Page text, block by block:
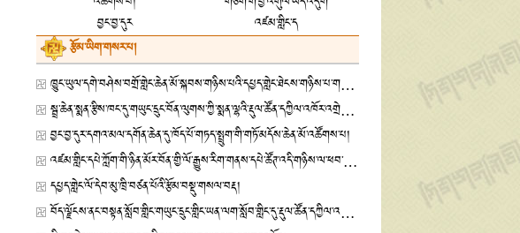
བྱང་བྱ་དུར
འཛམ་གླིང་ད
རྩོམ་ཡིག་གསར་པ།
ཁྱུང་ཡུལ་དགེ་བཤེས་བགྲོ་གླེང་ཆེན་མོ་སྐབས་གཉིས་པའི་དཔྱད་གླེང་ཐེངས་གཉིས་པ་གཟབ་རྒྱས་ངང་འཚོགས་པ།
སྦྲ་ཆེན་སྨན་རྩིས་ཁང་དུ་གཡུང་དྲུང་བོན་ལུགས་ཀྱི་སྨན་ལྷའི་རྡུལ་ཚོན་དཀྱིལ་འཁོར་འགྲེམ་སྟོན་གནང་བ།
བྱང་བྱ་དུར་དགའ་མལ་དགོན་ཆེན་དུ་ཁོད་པོ་གཏད་སྤྲུག་གི་གཏོ་མདོས་ཆེན་མོ་འཚོགས་པ།
འཛམ་གླིང་དཔེ་ཀློག་གི་ཉིན་མོར་བོན་གྱི་ལོ་རྒྱུས་རིག་གནས་དཔེ་ཚོཊ་འདི་གཉིས་ལ་ཕབ་གཅོག་གི་བྱ་འགུལ་ཡོད་འདུག
དཔྱད་གླེང་ལོ་དེབ་མུ་ཁྲི་བཙན་པོའི་རྩོམ་བསྡུ་གསལ་བརྡ།
བོད་ལྗོངས་ནང་བསྟན་སློབ་གླིང་གཡུང་དྲུང་གླིང་ཡན་ལག་སློབ་གླིང་དུ་རྡུལ་ཚོན་དཀྱིལ་འཁོར་འགྲེམས་སྟོན་གནང་བ།